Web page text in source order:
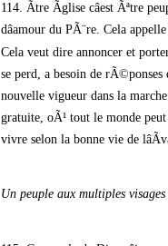
114. Ãtre Ãglise câest Ãªtre
dâamour du PÃ¨re. Cela
Cela veut dire annoncer et
se perd, a besoin de rÃ©ponses
nouvelle vigueur dans la
gratuite, oÃ¹ tout le monde
vivre selon la bonne vie de
Un peuple aux multiples visages